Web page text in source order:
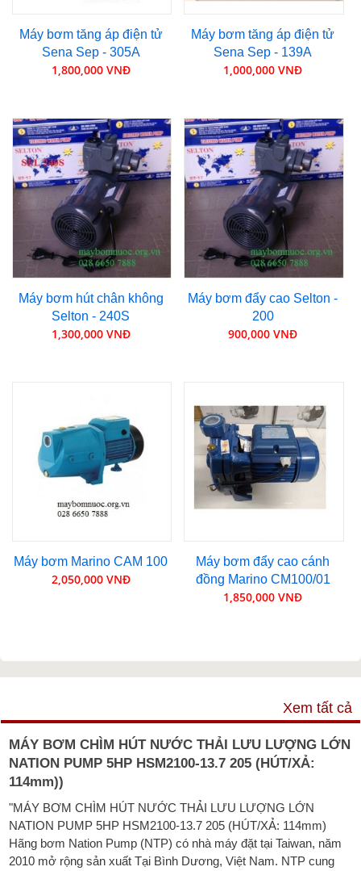
Máy bơm tăng áp điện tử
Sena Sep - 305A
1,800,000 VNĐ
Máy bơm tăng áp điện tử
Sena Sep - 139A
1,000,000 VNĐ
Máy bơm hút chân không
Selton - 240S
1,300,000 VNĐ
Máy bơm đẩy cao Selton -
200
900,000 VNĐ
Máy bơm Marino CAM 100
2,050,000 VNĐ
Máy bơm đẩy cao cánh
đồng Marino CM100/01
1,850,000 VNĐ
Xem tất cả
MÁY BƠM CHÌM HÚT NƯỚC THẢI LƯU LƯỢNG LỚN
NATION PUMP 5HP HSM2100-13.7 205 (HÚT/XẢ:
114mm))
"MÁY BƠM CHÌM HÚT NƯỚC THẢI LƯU LƯỢNG LỚN
NATION PUMP 5HP HSM2100-13.7 205 (HÚT/XẢ: 114mm)
Hãng bơm Nation Pump (NTP) có nhà máy đặt tại Taiwan, năm
2010 mở rộng sản xuất Tại Bình Dương, Việt Nam. NTP cung